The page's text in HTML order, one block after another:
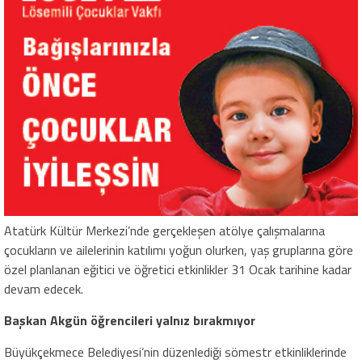
Atatürk Kültür Merkezi’nde gerçekleşen atölye çalışmalarına
çocukların ve ailelerinin katılımı yoğun olurken, yaş gruplarına göre
özel planlanan eğitici ve öğretici etkinlikler 31 Ocak tarihine kadar
devam edecek.
Başkan Akgün öğrencileri yalnız bırakmıyor
Büyükçekmece Belediyesi’nin düzenlediği sömestr etkinliklerinde